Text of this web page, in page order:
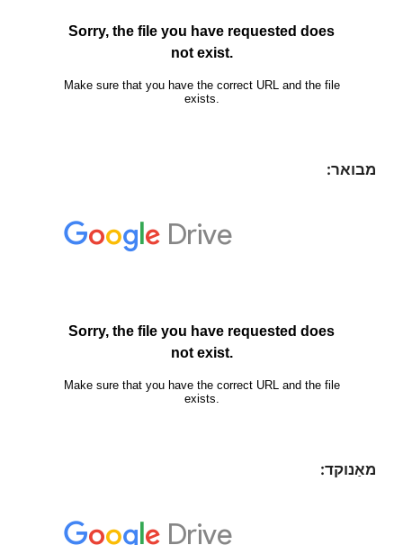
מבואר:
מאַנוקד: